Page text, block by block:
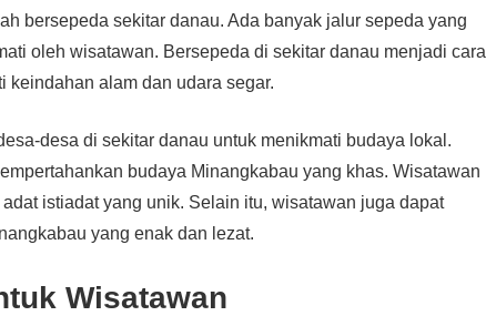
bersepeda sekitar danau. Ada banyak jalur sepeda yang
oleh wisatawan. Bersepeda di sekitar danau menjadi cara
keindahan alam dan udara segar.
desa di sekitar danau untuk menikmati budaya lokal.
budaya Minangkabau yang khas. Wisatawan
istiadat yang unik. Selain itu, wisatawan juga dapat
yang enak dan lezat.
Wisatawan